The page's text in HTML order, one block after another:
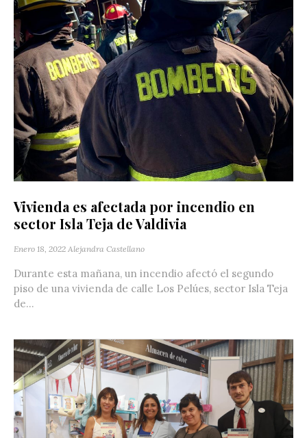
Vivienda es afectada por incendio en
sector Isla Teja de Valdivia
Enero 18, 2022 Alejandra Castellano
Durante esta mañana, un incendio afectó el segundo
piso de una vivienda de calle Los Pelúes, sector Isla Teja
de...